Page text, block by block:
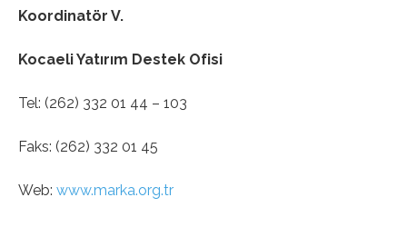
Koordinatör V.
Kocaeli Yatırım Destek Ofisi
Tel: (262) 332 01 44 – 103
Faks: (262) 332 01 45
Web: www.marka.org.tr